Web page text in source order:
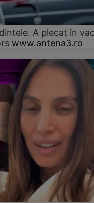
A plecat în
www.antena3.ro